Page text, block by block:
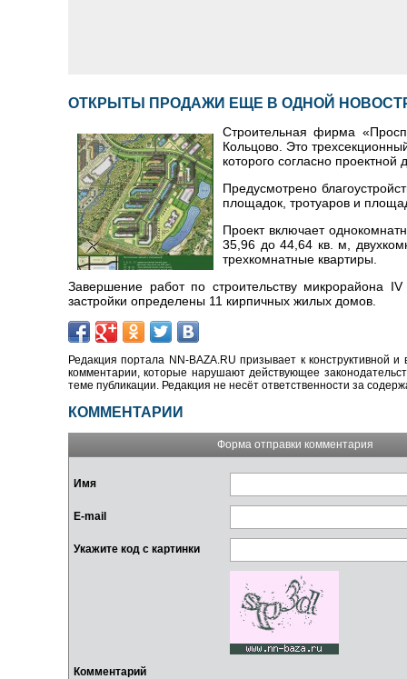
ОТКРЫТЫ ПРОДАЖИ ЕЩЕ В ОДНОЙ
Строительная фирма
Кольцово. Это
которого согласно
Предусмотрено
площадок, тротуаров и
Проект включает
35,96 до 44,64 кв. м,
трехкомнатные квартиры.
Завершение работ по строительству микрорайона
застройки определены 11 кирпичных жилых домов.
Редакция портала NN-BAZA.RU призывает к конструктивной
комментарии, которые нарушают действующее
теме публикации. Редакция не несёт ответственности за
КОММЕНТАРИИ
Форма отправки комментария
Имя
E-mail
Укажите код с картинки
Комментарий